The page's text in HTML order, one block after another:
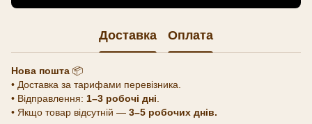
Доставка Оплата
Нова пошта 📦
• Доставка за тарифами перевізника.
• Відправлення: 1–3 робочі дні
• Якщо товар відсутній — 3–5 робочих днів.